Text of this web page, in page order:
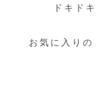
ドキド
お気に入りの